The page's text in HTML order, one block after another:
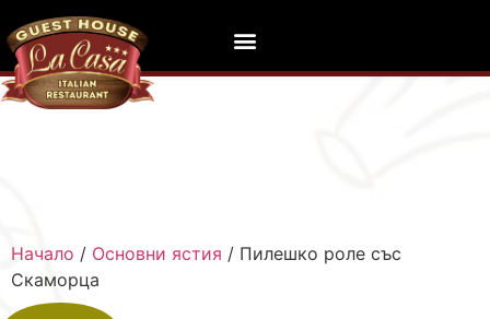
Начало / Основни ястия / Пилешко роле със
Скаморца